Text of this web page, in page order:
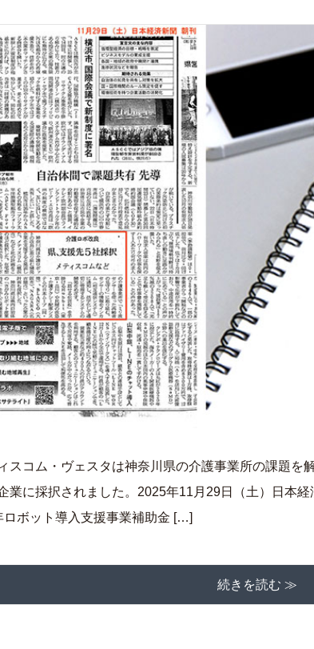
スコム・ヴェスタは神奈川県の介護事業所の課題を
業に採択されました。2025年11月29日（土）日本
ロボット導入支援事業補助金 […]
続きを読む ≫